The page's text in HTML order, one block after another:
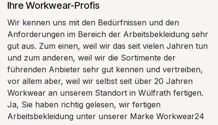
Ihre Workwear-Profis
Wir kennen uns mit den Bedürfnissen und den
Anforderungen im Bereich der Arbeitsbekleidung sehr
gut aus. Zum einen, weil wir das seit vielen Jahren tun
und zum anderen, weil wir die Sortimente der
führenden Anbieter sehr gut kennen und vertreiben,
vor allem aber, weil wir selbst seit über 20 Jahren
Workwear an unserem Standort in Wülfrath fertigen.
Ja, Sie haben richtig gelesen, wir fertigen
Arbeitsbekleidung unter unserer Marke Workwear24